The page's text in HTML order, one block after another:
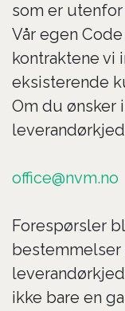
som er utenfor
Vår egen
kontraktene vi
eksisterende
Om du ønsker
office@nvm.no
Forespørsler
bestemmelser
ikke bare en